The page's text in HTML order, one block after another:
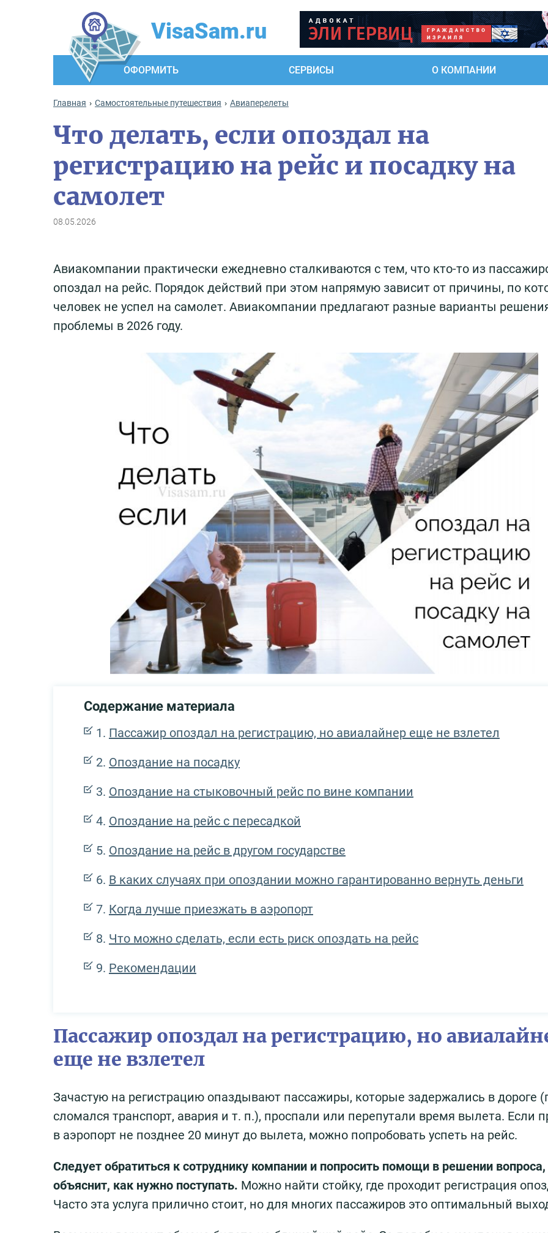
VisaSam.ru
ОФОРМИТЬ СЕРВИСЫ О КОМПАНИИ
Главная Самостоятельные путешествия Авиаперелеты
Что делать, если опоздал на
регистрацию на рейс и посадку на
самолет
08.05.2026
Авиакомпании практически ежедневно сталкиваются с тем, что кто-то из
опоздал на рейс. Порядок действий при этом напрямую зависит от причины, по
человек не успел на самолет. Авиакомпании предлагают разные варианты
проблемы в 2026 году.
Содержание материала
Пассажир опоздал на регистрацию, но авиалайнер еще не взлетел
Опоздание на посадку
Опоздание на стыковочный рейс по вине компании
Опоздание на рейс с пересадкой
Опоздание на рейс в другом государстве
В каких случаях при опоздании можно гарантированно вернуть деньги
Когда лучше приезжать в аэропорт
Что можно сделать, если есть риск опоздать на рейс
Рекомендации
Пассажир опоздал на регистрацию, но
еще не взлетел
Зачастую на регистрацию опаздывают пассажиры, которые задержались в дороге
сломался транспорт, авария и т. п.), проспали или перепутали время вылета. Если
в аэропорт не позднее 20 минут до вылета, можно попробовать успеть на рейс.
Следует обратиться к сотруднику компании и попросить помощи в решении вопроса,
объяснит, как нужно поступать. Можно найти стойку, где проходит регистрация
Часто эта услуга прилично стоит, но для многих пассажиров это оптимальный